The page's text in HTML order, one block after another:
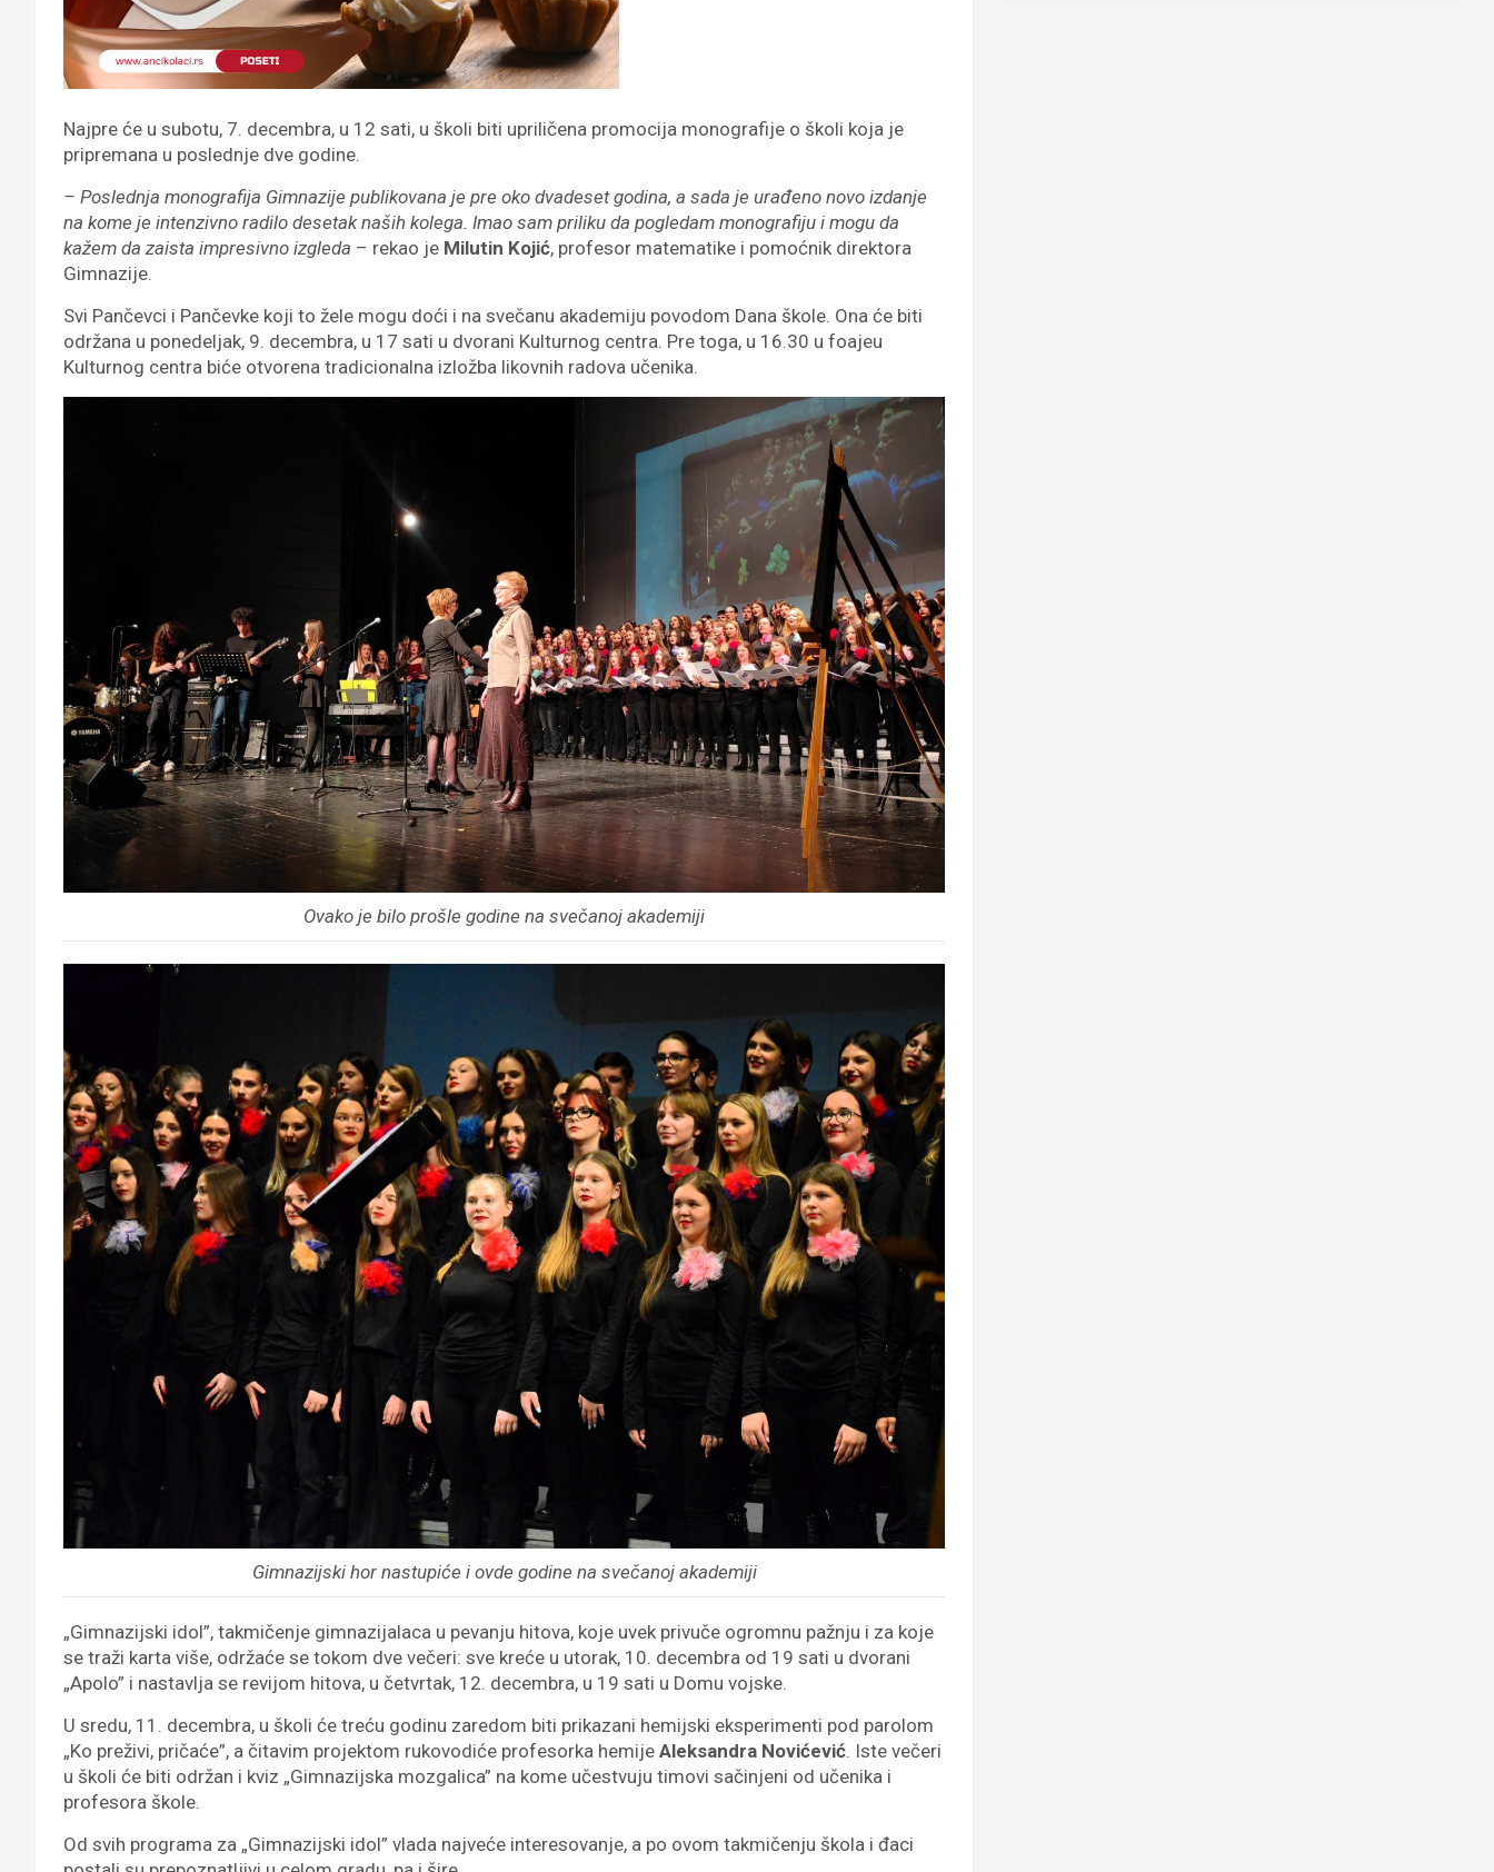
Najpre će u subotu, 7. decembra, u 12 sati, u školi biti upriličena promocija monografije o školi koja je
pripremana u poslednje dve godine.
– Poslednja monografija Gimnazije publikovana je pre oko dvadeset godina, a sada je urađeno novo izdanje
na kome je intenzivno radilo desetak naših kolega. Imao sam priliku da pogledam monografiju i mogu da
kažem da zaista impresivno izgleda – rekao je Milutin Kojić, profesor matematike i pomoćnik direktora
Gimnazije.
Svi Pančevci i Pančevke koji to žele mogu doći i na svečanu akademiju povodom Dana škole. Ona će biti
održana u ponedeljak, 9. decembra, u 17 sati u dvorani Kulturnog centra. Pre toga, u 16.30 u foajeu
Kulturnog centra biće otvorena tradicionalna izložba likovnih radova učenika.
Ovako je bilo prošle godine na svečanoj akademiji
Gimnazijski hor nastupiće i ovde godine na svečanoj akademiji
„Gimnazijski idol”, takmičenje gimnazijalaca u pevanju hitova, koje uvek privuče ogromnu pažnju i za koje
se traži karta više, održaće se tokom dve večeri: sve kreće u utorak, 10. decembra od 19 sati u dvorani
„Apolo” i nastavlja se revijom hitova, u četvrtak, 12. decembra, u 19 sati u Domu vojske.
U sredu, 11. decembra, u školi će treću godinu zaredom biti prikazani hemijski eksperimenti pod parolom
„Ko preživi, pričaće”, a čitavim projektom rukovodiće profesorka hemije Aleksandra Novićević. Iste večeri
u školi će biti održan i kviz „Gimnazijska mozgalica” na kome učestvuju timovi sačinjeni od učenika i
profesora škole.
Od svih programa za „Gimnazijski idol” vlada najveće interesovanje, a po ovom takmičenju škola i đaci